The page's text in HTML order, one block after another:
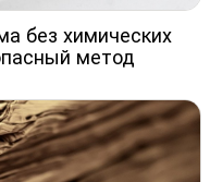
без химических
метод